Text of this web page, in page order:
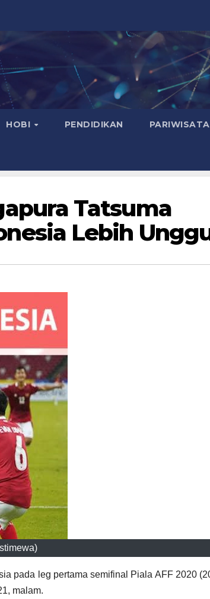
HOBI PENDIDIKAN PARIWISATA
Tatsuma
Lebih
pada leg pertama semifinal Piala AFF 2020
malam.